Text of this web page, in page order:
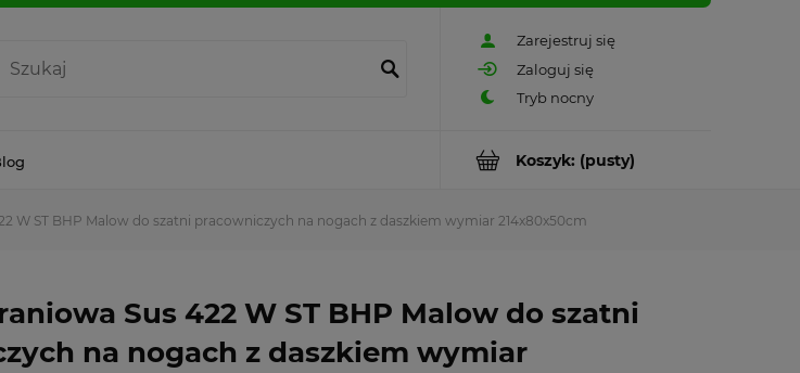
Zarejestruj się
Zaloguj się
Koszyk: (pusty)
W ST BHP Malow do szatni pracowniczych na nogach z daszkiem wymiar 214x80x50cm
Sus 422 W ST BHP Malow do szatni
na nogach z daszkiem wymiar